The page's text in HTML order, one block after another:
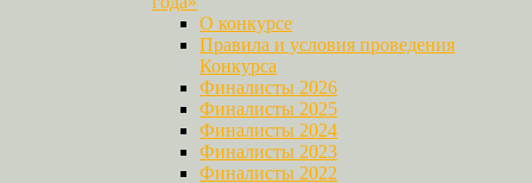
О конкурсе
Правила и условия проведения
Конкурса
Финалисты 2026
Финалисты 2025
Финалисты 2024
Финалисты 2023
Финалисты 2022